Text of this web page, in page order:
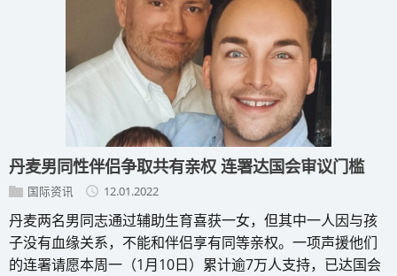
丹麦男同性伴侣争取共有亲权 连署达国会审议门槛
国际资讯 12.01.2022
丹麦两名男同志通过辅助生育喜获一女，但其中一人因与孩
子没有血缘关系，不能和伴侣享有同等亲权。一项声援他们
的连署请愿本周一（1月10日）累计逾7万人支持，已达国会